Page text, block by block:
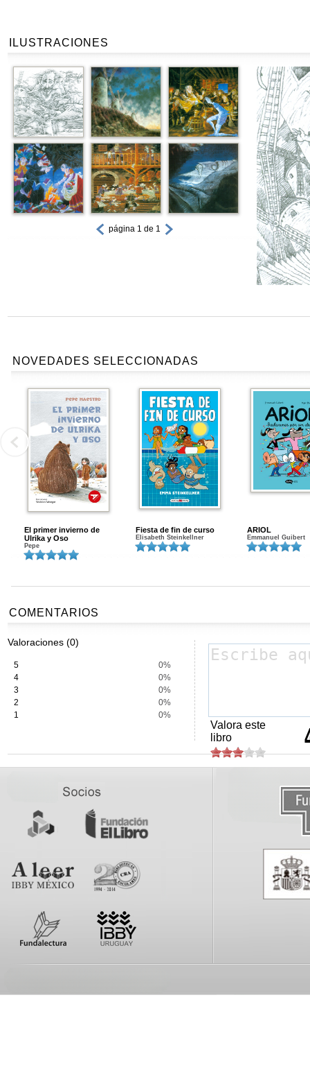
ILUSTRACIONES
página 1 de 1
NOVEDADES SELECCIONADAS
El primer invierno de
Ulrika y Oso
Pepe
Fiesta de fin de curso
Elisabeth Steinkellner
ARIOL
Emmanuel Guibert
COMENTARIOS
Valoraciones (0)
5
0%
4
0%
3
0%
2
0%
1
0%
Valora este
libro